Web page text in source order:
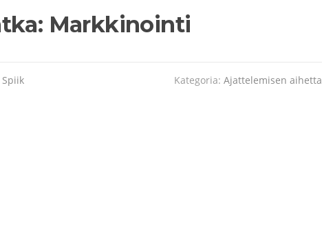
Markkinointi
Spiik Kategoria: Ajattelemisen aihetta